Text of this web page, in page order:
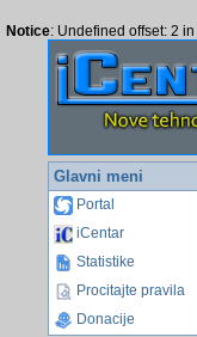
Notice: Undefined offset: 2 in
Glavni meni
Portal
iCentar
Statistike
Procitajte pravila
Donacije